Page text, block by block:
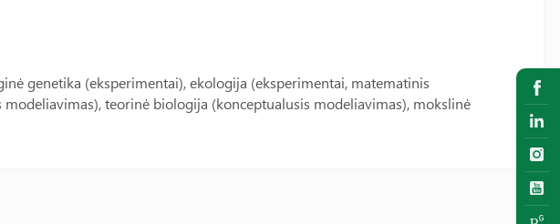
genetika (eksperimentai), ekologija (eksperimentai, matematinis
teorinė biologija (konceptualusis modeliavimas), mokslinė